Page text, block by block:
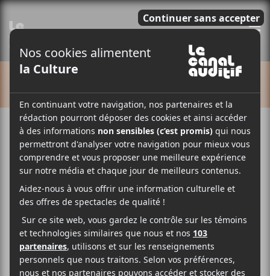
Cet évènement est passé.
Le Festif! de Baie-Saint-Paul
2022 – Jour 2
2022-07-22 @ 11:30-23:30